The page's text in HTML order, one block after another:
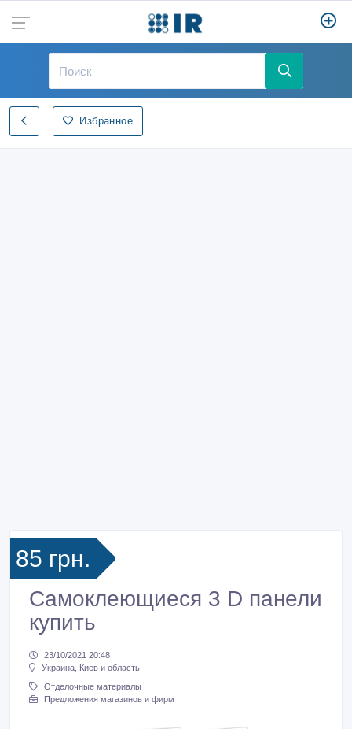
Избранное
85 грн.
Самоклеющиеся 3 D панели
купить
23/10/2021 20:48
Украина, Киев и область
Отделочные материалы
Предложения магазинов и фирм